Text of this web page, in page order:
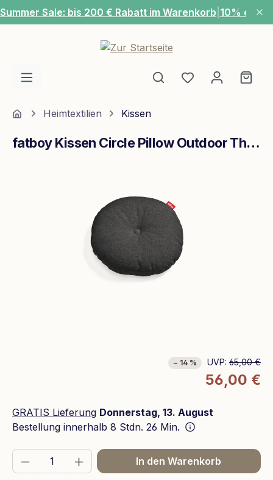
Zum Hauptinhalt springen
Summer Sale: bis 200 € Rabatt im Warenkorb 10% extra
Du hast 0
HomeHeimtextilien Kissen
fatboy Kissen Circle Pillow Outdoor Thunder Grey
− 14 % UVP: 65,00 €
56,00 €
GRATIS Lieferung Donnerstag, 13. August
Bestellung innerhalb 8 Stdn. 26 Min.
Produkt Anzahl: Gib den gewünschten
In den Warenkorb